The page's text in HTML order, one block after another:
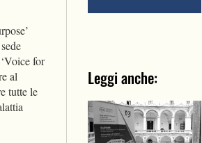
for
al
tutte le
Leggi anche: